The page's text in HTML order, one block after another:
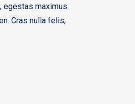
egestas maximus
Cras nulla felis,